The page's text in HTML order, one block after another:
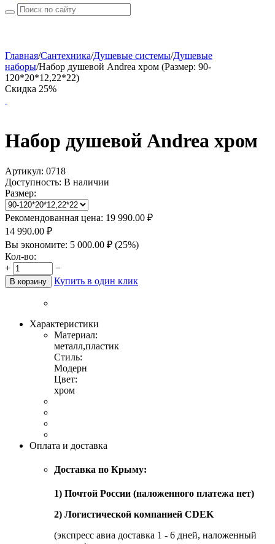
Главная/Сантехника/Душевые системы/Душевые
наборы/Набор душевой Andrea хром (Размер: 90-
120*20*12,22*22)
Скидка 25%
Набор душевой Andrea хром
Артикул: 0718
Доступность: В наличии
Размер:
Рекомендованная цена: 19 990.00 ₽
14 990.00 ₽
Вы экономите: 5 000.00 ₽ (25%)
Кол-во:
+
−
В корзину Купить в один клик
Характеристики
Материал:
металл,пластик
Стиль:
Модерн
Цвет:
хром
Оплата и доставка
Доставка по Крыму:
1) Почтой России (наложенного платежа нет)
2) Логистической компанией CDEK
(экспресс авиа доставка 1 - 6 дней, наложенный